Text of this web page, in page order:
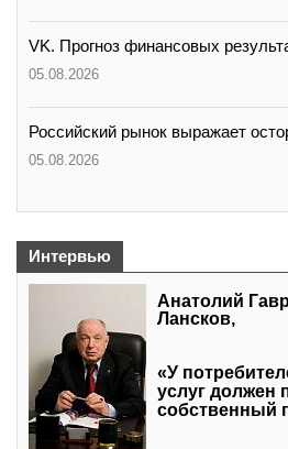
VK. Прогноз финансовых
05.08.2026
Российский рынок выражает
05.08.2026
Интервью
Анатолий
Лансков,
«У
услуг должен
собственный